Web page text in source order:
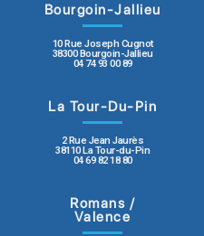
Bourgoin-Jallieu
10 Rue Joseph Cugnot
38300 Bourgoin-Jallieu
04 74 93 00 89
La Tour-Du-Pin
2 Rue Jean Jaurès
38110 La Tour-du-Pin
04 69 82 18 80
Romans /
Valence